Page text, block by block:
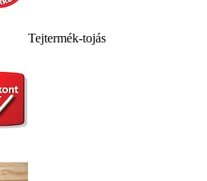
Tejtermék-tojás